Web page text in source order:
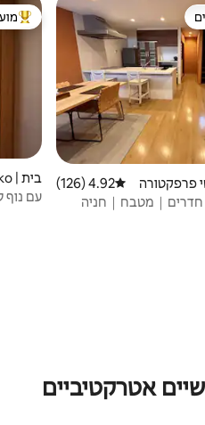
פרפקטורה דירוג ממוצע של 4.92 מתוך 5, 126 ביקורות
4.92 (126)
בית שלם מרווח｜2 חדרים｜מטבח｜חניה
בית | Fujikawaguchiko
אטרקטיביים